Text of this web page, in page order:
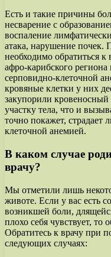
Есть и такие причины
несварение с
воспаление
атака, нарушение
необходимо обратиться к
афро-карибского
серповидно-клеточной
кровяные клетки у них
закупорили
участку тела, что и
точно покажет, страдает
клеточной анемией.
В каком случае
врачу?
Мы отметили лишь
животе. Если у вас есть
возникшей боли,
плохо себя чувствует, то
Обратитесь к врачу при
следующих случаях: